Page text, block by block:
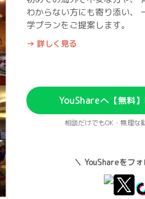
わからない方にも寄り添い、
学プランをご提案します。
→ 詳しく見る
YouShareへ【無料
相談だけでもOK・無理な
＼ YouShareをフ